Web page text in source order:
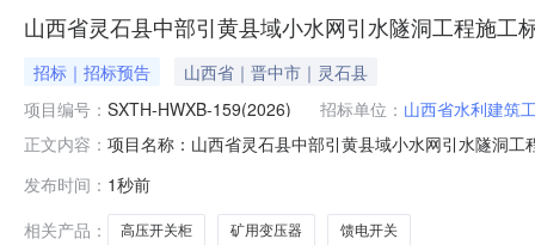
山西省灵石县中部引黄县域小水网引水隧洞工程施工
招标｜招标预告
山西省｜晋中市｜灵石县
项目编号： SXTH-HWXB-159(2026) 招标单位： 山西省水利建筑
正文内容： 项目名称：山西省灵石县中部引黄县域小水网引水隧洞
方式:合格制委托方式:招标人名称:山西省水利建筑工程
发布时间： 1秒前
相关产品：
高压开关柜 矿用变压器 馈电开关